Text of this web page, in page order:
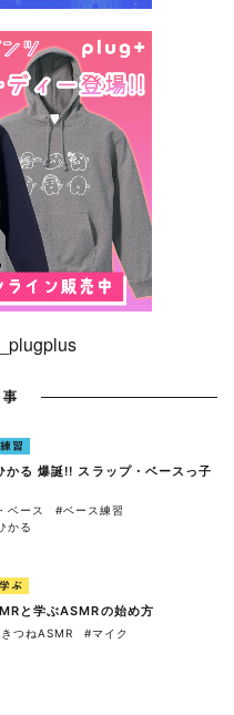
習
かる 爆誕!! スラップ・ベースっ子
ベース
#ベース練習
かる
ぶ
と学ぶASMRの始め方
つねASMR #マイク